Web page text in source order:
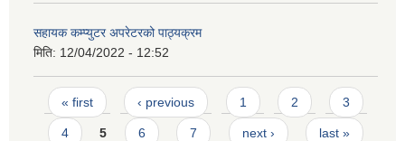
सहायक कम्प्युटर अपरेटरको पाठ्यक्रम
मिति: 12/04/2022 - 12:52
Pages
« first ‹ previous 1 2 3
4 5 6 7 next › last »